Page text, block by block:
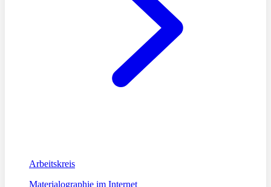
Arbeitskreis
Materialographie im Internet